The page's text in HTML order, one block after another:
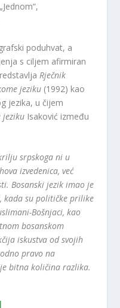
poduhvat, a
s ciljem afirmiran
Rječnik
jeziku (1992) kao
jezika, u čijem
jeziku Isaković između
srpskoga ni u
izvedenica, već
Bosanski jezik imao je
kada su političke prilike
Bošnjaci, kao
bosanskom
iskustva od svojih
pravo na
bitna količina razlika.